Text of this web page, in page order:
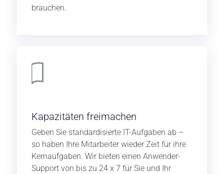
brauchen.
Kapazitäten freimachen
Geben Sie standardisierte IT-Aufgaben ab –
so haben Ihre Mitarbeiter wieder Zeit für ihre
Kernaufgaben. Wir bieten einen Anwender-
Support von bis zu 24 x 7 für Sie und Ihr